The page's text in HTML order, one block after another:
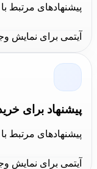
جمع‌بندی
محصول:
سختی گیر بخارشوی SC3 کرشر مدل 28630180
عملکرد بهینه
طول عمر آن نیز
پیشنهادهای مرتبط
آیتمی برای نمایش
پیشنهاد برای
پیشنهادهای مرتبط
آیتمی برای نمایش